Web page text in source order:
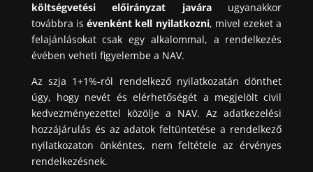
költségvetési előirányzat javára ugyanakkor
továbbra is évenként kell nyilatkozni, mivel ezeket a
felajánlásokat csak egy alkalommal, a rendelkezés
évében veheti figyelembe a NAV.
Az szja 1+1%-ról rendelkező nyilatkozatán dönthet
úgy, hogy nevét és elérhetőségét a megjelölt civil
kedvezményezettel közölje a NAV. Az adatkezelési
hozzájárulás és az adatok feltüntetése a rendelkező
nyilatkozaton önkéntes, nem feltétele az érvényes
rendelkezésnek.